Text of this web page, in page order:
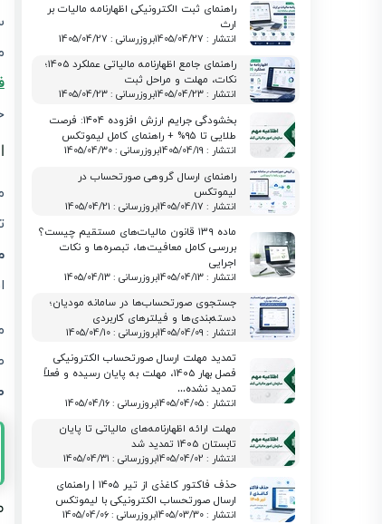
راهنمای ثبت الکترونیکی اظهارنامه مالیات بر
ارث
انتشار : 1405/04/27 بروزرسانی : 1405/04/27
راهنمای جامع اظهارنامه مالیاتی عملکرد 1405؛
نکات، مهلت و مراحل ثبت
انتشار : 1405/04/23 بروزرسانی : 1405/04/23
بخشودگی جرایم ارزش افزوده ۱۴۰۴: فرصت
طلایی تا ۹۵% + راهنمای کامل لیموتکس
انتشار : 1405/04/19 بروزرسانی : 1405/04/30
راهنمای ارسال گروهی صورتحساب در
لیموتکس
انتشار : 1405/04/17 بروزرسانی : 1405/04/21
ماده ۱۳۹ قانون مالیات‌های مستقیم چیست؟
بررسی کامل معافیت‌ها، تبصره‌ها و نکات
اجرایی
انتشار : 1405/04/13 بروزرسانی : 1405/04/13
جستجوی صورتحساب‌ها در سامانه مودیان؛
دسته‌بندی‌ها و فیلترهای کاربردی
انتشار : 1405/04/09 بروزرسانی : 1405/04/10
تمدید مهلت ارسال صورتحساب الکترونیکی
فصل بهار 1405، مهلت به پایان رسیده و فعلاً
تمدید نشده…
انتشار : 1405/04/05 بروزرسانی : 1405/04/16
مهلت ارائه اظهارنامه‌های مالیاتی تا پایان
تابستان 1405 تمدید شد
انتشار : 1405/04/02 بروزرسانی : 1405/04/31
حذف فاکتور کاغذی از تیر ۱۴۰۵ | راهنمای
ارسال صورتحساب الکترونیکی با لیموتکس
انتشار : 1405/03/30 بروزرسانی : 1405/04/06